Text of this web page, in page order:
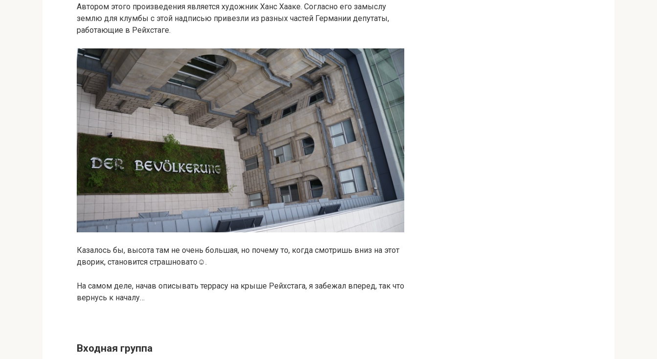
Автором этого произведения является художник Ханс Хааке. Согласно его замыслу
землю для клумбы с этой надписью привезли из разных частей Германии депутаты,
работающие в Рейхстаге.
Казалось бы, высота там не очень большая, но почему то, когда смотришь вниз на этот
дворик, становится страшновато☺.
На самом деле, начав описывать террасу на крыше Рейхстага, я забежал вперед, так что
вернусь к началу…
Входная группа